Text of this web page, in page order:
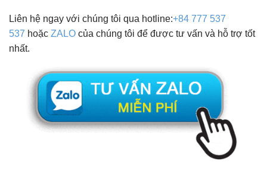
Liên hệ ngay với chúng tôi qua hotline:+84 777 537
537 hoặc ZALO của chúng tôi để được tư vấn và hỗ trợ tốt
nhất.